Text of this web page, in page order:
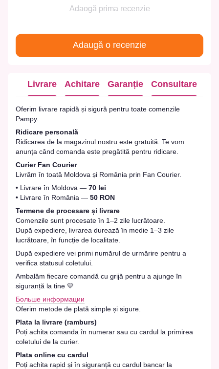
Adaogă prima recenzie
Adaugă o recenzie
Livrare Achitare Garanție Consultare
Oferim livrare rapidă și sigură pentru toate comenzile
Pampy.
Ridicare personală
Ridicarea de la magazinul nostru este gratuită. Te vom
anunța când comanda este pregătită pentru ridicare.
Curier Fan Courier
Livrăm în toată Moldova și România prin Fan Courier.
• Livrare în Moldova — 70 lei
• Livrare în România — 50 RON
Termene de procesare și livrare
Comenzile sunt procesate în 1–2 zile lucrătoare.
După expediere, livrarea durează în medie 1–3 zile
lucrătoare, în funcție de localitate.
După expediere vei primi numărul de urmărire pentru a
verifica statusul coletului.
Ambalăm fiecare comandă cu grijă pentru a ajunge în
siguranță la tine 💛
Больше информации
Oferim metode de plată simple și sigure.
Plata la livrare (ramburs)
Poți achita comanda în numerar sau cu cardul la primirea
coletului de la curier.
Plata online cu cardul
Poți achita rapid și în siguranță cu cardul bancar la